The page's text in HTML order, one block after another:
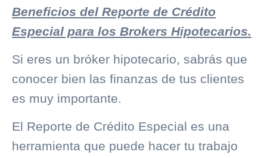
Beneficios del Reporte de Crédito
Especial para los Brokers Hipotecarios.
Si eres un bróker hipotecario, sabrás que
conocer bien las finanzas de tus clientes
es muy importante.
El Reporte de Crédito Especial es una
herramienta que puede hacer tu trabajo